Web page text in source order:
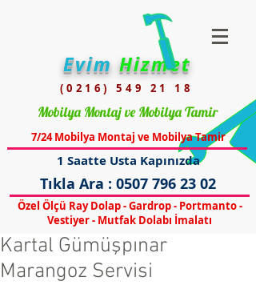
EvimHizmet
(0216) 549 21 18
Mobilya Montaj ve Mobilya Tamir
7/24 Mobilya Montaj ve Mobilya Tamir
1 Saatte Usta Kapınızda
Tıkla Ara : 0507 796 23 02
Özel Ölçü Ray Dolap - Gardrop - Portmanto -
Vestiyer - Mutfak Dolabı İmalatı
Kartal Gümüşpınar
Marangoz Servisi